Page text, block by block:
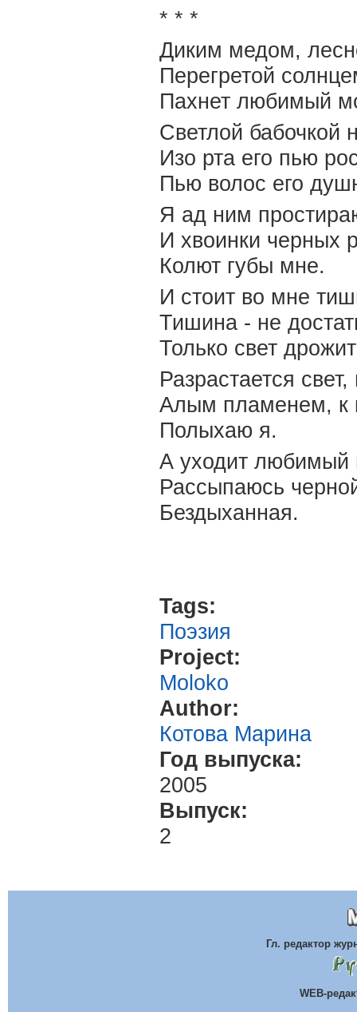
* * *
Диким медом,
Перегретой
Пахнет любимый
Светлой бабочкой
Изо рта его пью
Пью волос его
Я ад ним
И хвоинки черных
Колют губы мне.
И стоит во мне
Тишина - не
Только свет
Разрастается свет,
Алым пламенем, к
Полыхаю я.
А уходит любимый
Рассыпаюсь
Бездыханная.
Tags:
Поэзия
Project:
Moloko
Author:
Котова Марина
Год выпуска:
2005
Выпуск:
2
Гл. редактор
WEB-